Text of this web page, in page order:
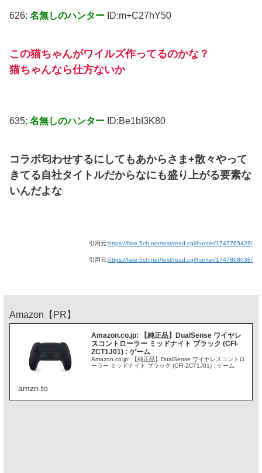
626: 名無しのハンター ID:m+C27hY50
この猫ちゃんがワイルズ作ってるのかな？
猫ちゃんなら仕方ないか
635: 名無しのハンター ID:Be1bI3K80
コラボ匂わせするにしてもあからさま+散々やって
きてる自社タイトルだからなにも盛り上がる要素な
いんだよな
引用元:https://fate.5ch.net/test/read.cgi/hunter/1747765426/
引用元:https://fate.5ch.net/test/read.cgi/hunter/1747808038/
Amazon【PR】
Amazon.co.jp: 【純正品】DualSense ワイヤレ
スコントローラー ミッドナイト ブラック (CFI-
ZCT1J01) : ゲーム
Amazon.co.jp: 【純正品】DualSense ワイヤレスコントロ
ーラー ミッドナイト ブラック (CFI-ZCT1J01) : ゲーム
amzn.to